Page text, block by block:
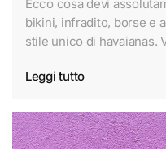
Ecco cosa devi
bikini, infradito, borse e
stile unico di havaianas.
Leggi tutto